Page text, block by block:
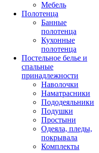
Мебель
Полотенца
Банные
полотенца
Кухонные
полотенца
Постельное белье и
спальные
принадлежности
Наволочки
Наматрасники
Пододеяльники
Подушки
Простыни
Одеяла, пледы,
покрывала
Комплекты